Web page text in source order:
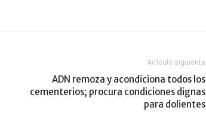
Artículo siguiente
ADN remoza y acondiciona todos los
cementerios; procura condiciones dignas
para dolientes